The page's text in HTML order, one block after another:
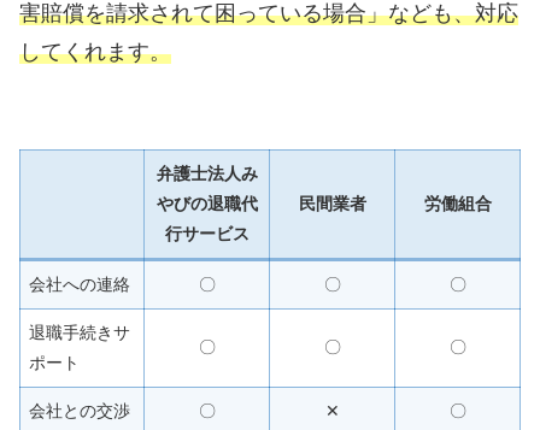
害賠償を請求されて困っている場合」なども、対応
してくれます。
弁護士法人み
やびの退職代
行サービス
民間業者 労働組合
会社への連絡 〇 〇 〇
退職手続きサ
ポート
〇 〇 〇
会社との交渉 〇 ✕ 〇